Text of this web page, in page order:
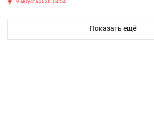
9 августа 2026, 04:54
Показать ещё